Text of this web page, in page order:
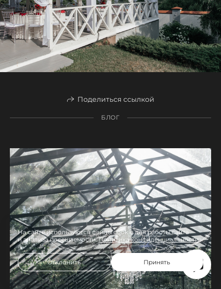
Поделиться ссылкой
БЛОГ
На сайте используются файлы cookie для работы сайта
и анализа посещаемости.Политика конфиденциальности
Отклонить Принять